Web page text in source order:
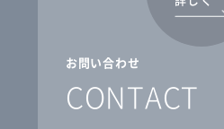
お問い合わせ
CONTACT